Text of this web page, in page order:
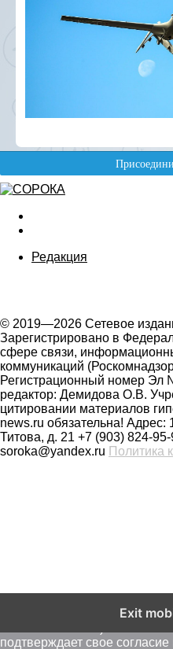
Редакция
© 2019—2026 Сетевое
Зарегистрировано в
сфере связи,
коммуникаций
Регистрационный номер
редактор: Демидова О.В.
цитировании материалов
news.ru обязательна! Адрес:
Титова, д. 21 +7 (903) 824-
soroka@yandex.ru Политика
Exit
пользователей (cookie,
подтверждает свое согласие